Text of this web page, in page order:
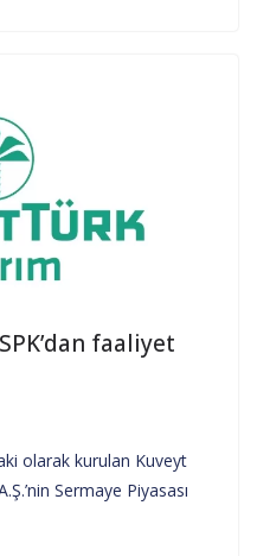
faaliyet
olarak kurulan Kuveyt
Sermaye Piyasası